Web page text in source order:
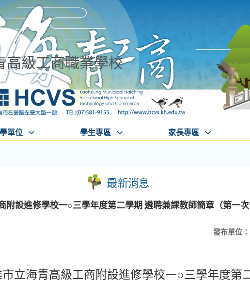
高級工商職業學校
單位 學生專區 家長專區
最新消息
附設進修學校一○三學年度第二學期 遴聘兼課教師簡章（第一次
發布單位：
立海青高級工商附設進修學校一○三學年度第